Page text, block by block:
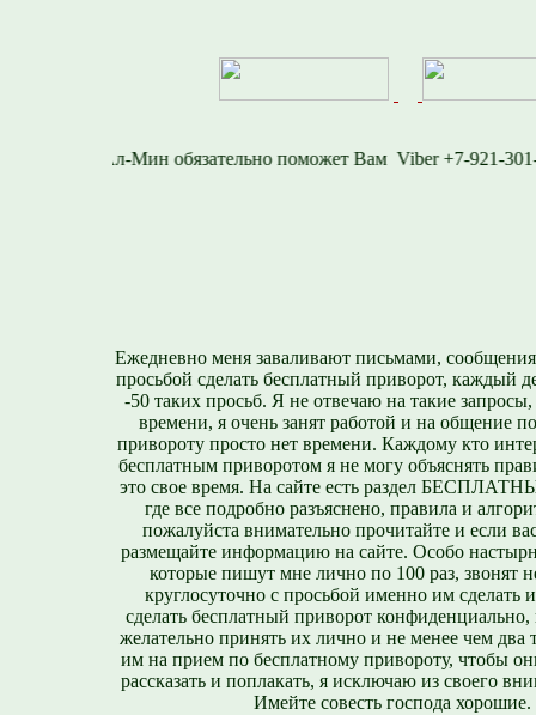
Viber +7-
Ежедневно меня заваливают письмами,
просьбой сделать бесплатный приворот, каждый
-50 таких просьб. Я не отвечаю на такие
времени, я очень занят работой и на общение
привороту просто нет времени. Каждому кто
бесплатным приворотом я не могу объяснять
это свое время. На сайте есть раздел
где все подробно разъяснено, правила и
пожалуйста внимательно прочитайте и если
размещайте информацию на сайте. Особо
которые пишут мне лично по 100 раз, звонят
круглосуточно с просьбой именно им сделать
сделать бесплатный приворот конфиденциально,
желательно принять их лично и не менее чем два
им на прием по бесплатному привороту, чтобы
рассказать и поплакать, я исключаю из своего
Имейте совесть господа хорошие.